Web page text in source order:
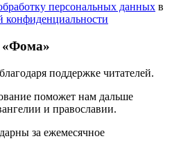
персональных данных в
конфиденциальности
«Фома»
поддержке читателей.
поможет нам дальше
и православии.
за ежемесячное